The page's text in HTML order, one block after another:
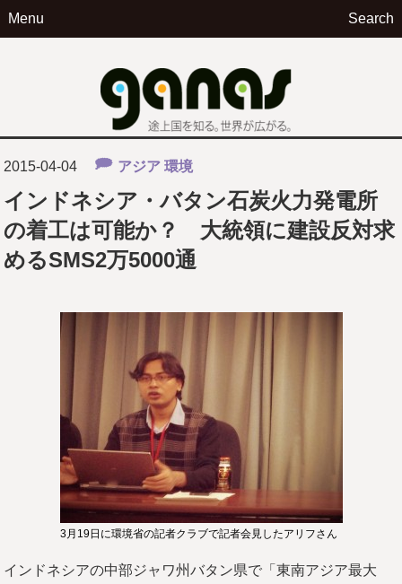
Menu Search
2015-04-04 アジア 環境
インドネシア・バタン石炭火力発電所
の着工は可能か？ 大統領に建設反対求
めるSMS2万5000通
3月19日に環境省の記者クラブで記者会見したアリフさん
インドネシアの中部ジャワ州バタン県で「東南アジア最大